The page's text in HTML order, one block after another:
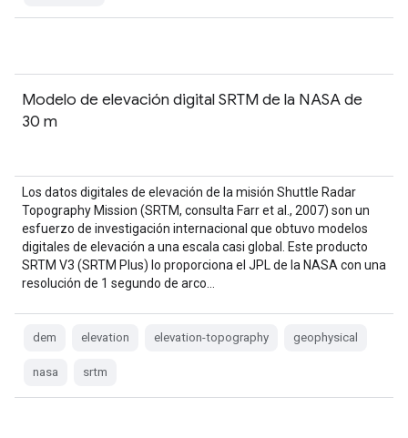
Modelo de elevación digital SRTM de la NASA de
30 m
Los datos digitales de elevación de la misión Shuttle Radar
Topography Mission (SRTM, consulta Farr et al., 2007) son un
esfuerzo de investigación internacional que obtuvo modelos
digitales de elevación a una escala casi global. Este producto
SRTM V3 (SRTM Plus) lo proporciona el JPL de la NASA con una
resolución de 1 segundo de arco…
dem elevation elevation-topography geophysical
nasa srtm